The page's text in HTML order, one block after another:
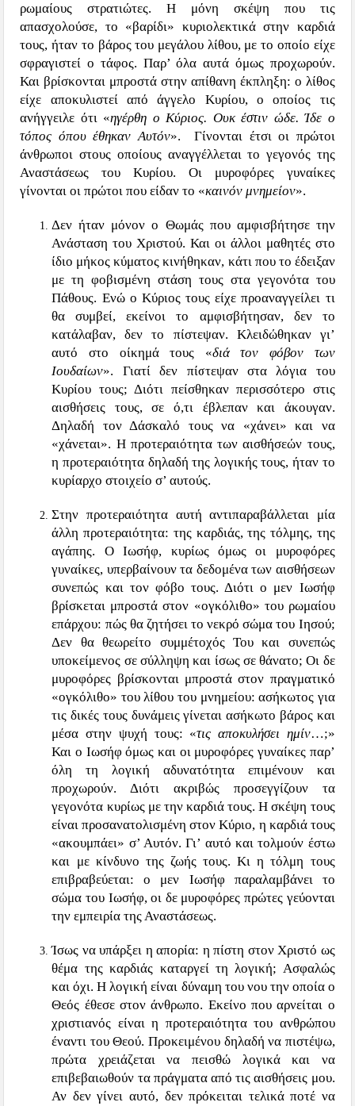
ρωμαίους στρατιώτες. Η μόνη σκέψη που τις
απασχολούσε, το «βαρίδι» κυριολεκτικά στην καρδιά
τους, ήταν το βάρος του μεγάλου λίθου, με το οποίο είχε
σφραγιστεί ο τάφος. Παρ’ όλα αυτά όμως προχωρούν.
Και βρίσκονται μπροστά στην απίθανη έκπληξη: ο λίθος
είχε αποκυλιστεί από άγγελο Κυρίου, ο οποίος τις
ανήγγειλε ότι «ηγέρθη ο Κύριος. Ουκ έστιν ώδε. Ίδε ο
τόπος όπου έθηκαν Αυτόν». Γίνονται έτσι οι πρώτοι
άνθρωποι στους οποίους αναγγέλλεται το γεγονός της
Αναστάσεως του Κυρίου. Οι μυροφόρες γυναίκες
γίνονται οι πρώτοι που είδαν το «καινόν μνημείον».
Δεν ήταν μόνον ο Θωμάς που αμφισβήτησε την
Ανάσταση του Χριστού. Και οι άλλοι μαθητές στο
ίδιο μήκος κύματος κινήθηκαν, κάτι που το έδειξαν
με τη φοβισμένη στάση τους στα γεγονότα του
Πάθους. Ενώ ο Κύριος τους είχε προαναγγείλει τι
θα συμβεί, εκείνοι το αμφισβήτησαν, δεν το
κατάλαβαν, δεν το πίστεψαν. Κλειδώθηκαν γι’
αυτό στο οίκημά τους «διά τον φόβον των
Ιουδαίων». Γιατί δεν πίστεψαν στα λόγια του
Κυρίου τους; Διότι πείσθηκαν περισσότερο στις
αισθήσεις τους, σε ό,τι έβλεπαν και άκουγαν.
Δηλαδή τον Δάσκαλό τους να «χάνει» και να
«χάνεται». Η προτεραιότητα των αισθήσεών τους,
η προτεραιότητα δηλαδή της λογικής τους, ήταν το
κυρίαρχο στοιχείο σ’ αυτούς.
Στην προτεραιότητα αυτή αντιπαραβάλλεται μία
άλλη προτεραιότητα: της καρδιάς, της τόλμης, της
αγάπης. Ο Ιωσήφ, κυρίως όμως οι μυροφόρες
γυναίκες, υπερβαίνουν τα δεδομένα των αισθήσεων
συνεπώς και τον φόβο τους. Διότι ο μεν Ιωσήφ
βρίσκεται μπροστά στον «ογκόλιθο» του ρωμαίου
επάρχου: πώς θα ζητήσει το νεκρό σώμα του Ιησού;
Δεν θα θεωρείτο συμμέτοχός Του και συνεπώς
υποκείμενος σε σύλληψη και ίσως σε θάνατο; Οι δε
μυροφόρες βρίσκονται μπροστά στον πραγματικό
«ογκόλιθο» του λίθου του μνημείου: ασήκωτος για
τις δικές τους δυνάμεις γίνεται ασήκωτο βάρος και
μέσα στην ψυχή τους: «τις αποκυλήσει ημίν…;»
Και ο Ιωσήφ όμως και οι μυροφόρες γυναίκες παρ’
όλη τη λογική αδυνατότητα επιμένουν και
προχωρούν. Διότι ακριβώς προσεγγίζουν τα
γεγονότα κυρίως με την καρδιά τους. Η σκέψη τους
είναι προσανατολισμένη στον Κύριο, η καρδιά τους
«ακουμπάει» σ’ Αυτόν. Γι’ αυτό και τολμούν έστω
και με κίνδυνο της ζωής τους. Κι η τόλμη τους
επιβραβεύεται: ο μεν Ιωσήφ παραλαμβάνει το
σώμα του Ιωσήφ, οι δε μυροφόρες πρώτες γεύονται
την εμπειρία της Αναστάσεως.
Ίσως να υπάρξει η απορία: η πίστη στον Χριστό ως
θέμα της καρδιάς καταργεί τη λογική; Ασφαλώς
και όχι. Η λογική είναι δύναμη του νου την οποία ο
Θεός έθεσε στον άνθρωπο. Εκείνο που αρνείται ο
χριστιανός είναι η προτεραιότητα του ανθρώπου
έναντι του Θεού. Προκειμένου δηλαδή να πιστέψω,
πρώτα χρειάζεται να πεισθώ λογικά και να
επιβεβαιωθούν τα πράγματα από τις αισθήσεις μου.
Αν δεν γίνει αυτό, δεν πρόκειται τελικά ποτέ να